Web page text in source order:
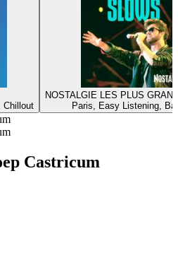
Chillout
NOSTALGIE LES PLUS
Paris, Easy Listening,
Castricum